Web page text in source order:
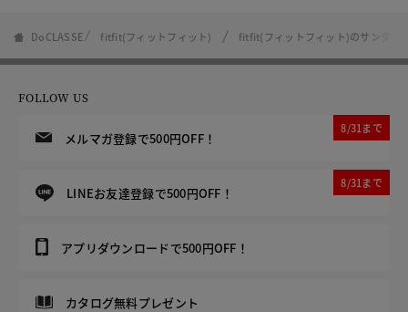
DoCLASSE fitfit(フィットフィット) fitfit(フィットフィット)のサンダル
FOLLOW US
メルマガ登録で500円OFF！
8/31まで
LINEお友達登録で500円OFF！
8/31まで
アプリダウンロードで500円OFF！
カタログ無料プレゼント